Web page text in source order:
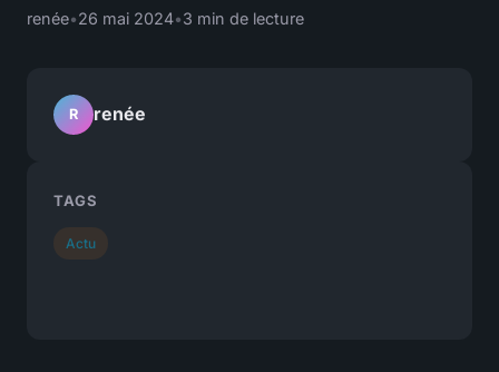
renée•26 mai 2024•3 min de lecture
R renée
TAGS
Actu